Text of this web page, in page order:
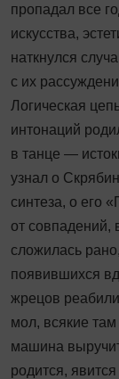
пропадал все
искусства,
наткнулся
с их
Логическая
интонаций
в танце —
узнал о
синтеза, о его
от совпадений,
сложилась
появившихся
жрецов
мол, всякие
машина
родится,